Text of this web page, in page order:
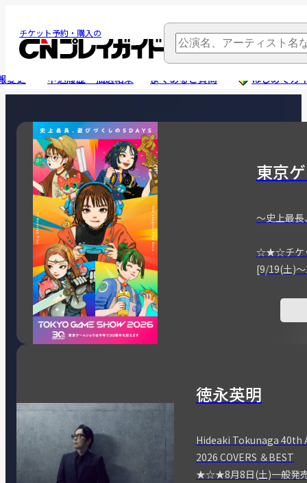
チケット予約・購入の
変更 申込履歴・抽選結果 よくあるご質問 はじめてガ
東京
～史上最長
☆★☆チケ
[9/19(土)
徳永英明
Hideaki Tokunaga 40th
2026 COVERS ＆BEST
★☆★8月8日(土)一般